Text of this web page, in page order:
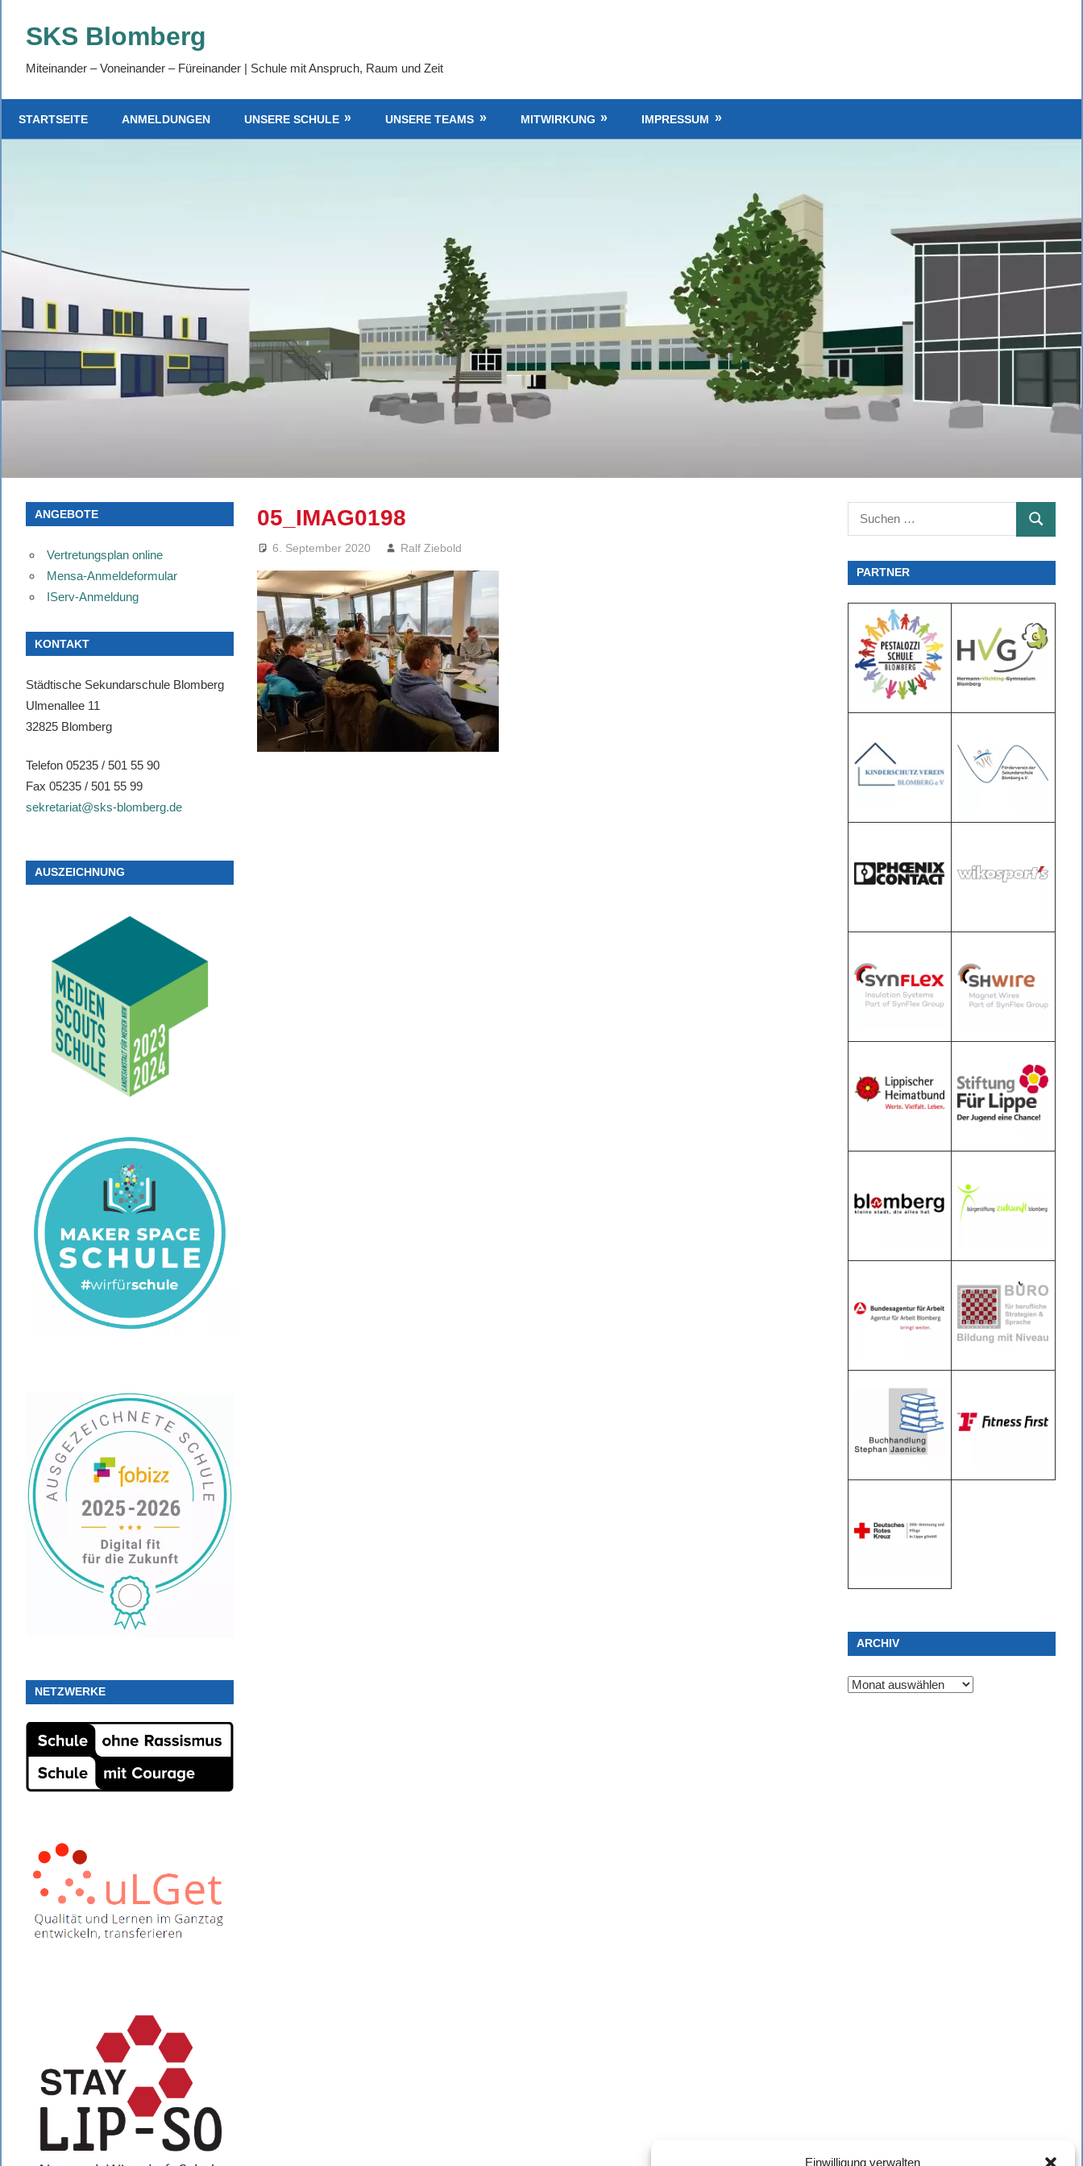
Einwilligung verwalten
InhaltSKS Blomberg
Miteinander – Voneinander – Füreinander | Schule mit Anspruch, Raum und Zeit
STARTSEITE ANMELDUNGEN UNSERE SCHULE UNSERE TEAMS MITWIRKUNG IMPRESSUM
05_IMAG0198
6. September 2020 Ralf Ziebold
ANGEBOTE
Vertretungsplan online
Mensa-Anmeldeformular
IServ-Anmeldung
KONTAKT
Städtische Sekundarschule Blomberg
Ulmenallee 11
32825 Blomberg
Telefon 05235 / 501 55 90
Fax 05235 / 501 55 99
sekretariat@sks-blomberg.de
AUSZEICHNUNG
NETZWERKE
Suchen
nach:
SUCHEN
PARTNER
ARCHIV
Archiv